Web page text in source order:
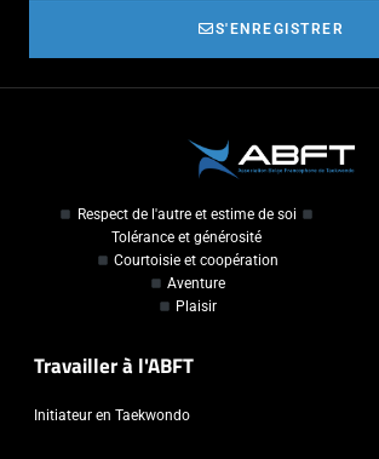
S'ENREGISTRER
Respect de l'autre et estime de soi
Tolérance et générosité
Courtoisie et coopération
Aventure
Plaisir
Travailler à l'ABFT
Initiateur en Taekwondo